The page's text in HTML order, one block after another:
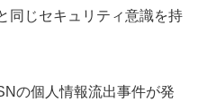
同じセキュリティ意識を持
の個人情報流出事件が発